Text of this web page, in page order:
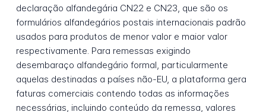
declaração alfandegária CN22 e CN23, que são os
formulários alfandegários postais internacionais padrão
usados para produtos de menor valor e maior valor
respectivamente. Para remessas exigindo
desembaraço alfandegário formal, particularmente
aquelas destinadas a países não-EU, a plataforma gera
faturas comerciais contendo todas as informações
necessárias, incluindo conteúdo da remessa, valores